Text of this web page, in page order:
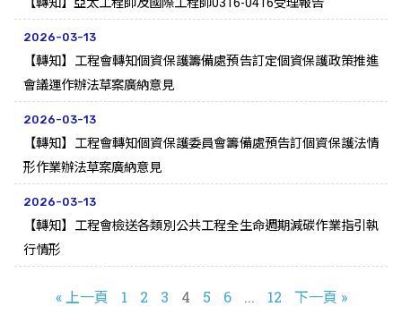
2026-03-13
【轉知】工程會轉知個資保護籌備處預告訂定個資保護政策推進
會議運作辦法草案廣納意見
2026-03-13
【轉知】工程會轉知個資保護委員會籌備處預告訂個資保護法情
形作業辦法草案廣納意見
2026-03-13
【轉知】工程會檢送各類別公共工程全生命週期減碳作業指引執
行情形
« 上一頁 1 2 3 4 5 6 ... 12 下一頁 »